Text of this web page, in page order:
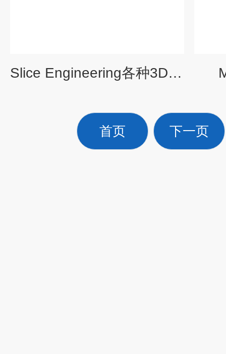
Slice Engineering各种3D打印耗品
首页 下一页